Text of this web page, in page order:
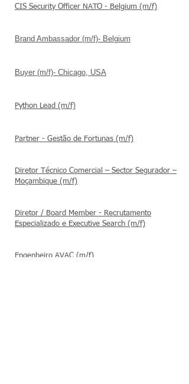
CIS Security Officer NATO - Belgium (m/f)
Brand Ambassador ​(m/f)- Belgium
Buyer (m/f)- Chicago, USA
Python Lead (m/f)
Partner - Gestão de Fortunas (m/f)
Diretor Técnico Comercial
– Sector Segurador –
Moçambique (m/f)
Diretor / Board Member - Recrutamento
Especializado e Executive Search (m/f)
Engenheiro AVAC (m/f)